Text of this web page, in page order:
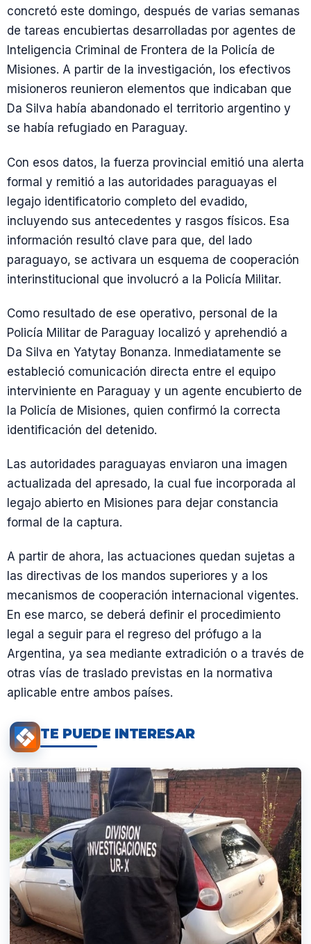
concretó este domingo, después de varias semanas
de tareas encubiertas desarrolladas por agentes de
Inteligencia Criminal de Frontera de la Policía de
Misiones. A partir de la investigación, los efectivos
misioneros reunieron elementos que indicaban que
Da Silva había abandonado el territorio argentino y
se había refugiado en Paraguay.
Con esos datos, la fuerza provincial emitió una alerta
formal y remitió a las autoridades paraguayas el
legajo identificatorio completo del evadido,
incluyendo sus antecedentes y rasgos físicos. Esa
información resultó clave para que, del lado
paraguayo, se activara un esquema de cooperación
interinstitucional que involucró a la Policía Militar.
Como resultado de ese operativo, personal de la
Policía Militar de Paraguay localizó y aprehendió a
Da Silva en Yatytay Bonanza. Inmediatamente se
estableció comunicación directa entre el equipo
interviniente en Paraguay y un agente encubierto de
la Policía de Misiones, quien confirmó la correcta
identificación del detenido.
Las autoridades paraguayas enviaron una imagen
actualizada del apresado, la cual fue incorporada al
legajo abierto en Misiones para dejar constancia
formal de la captura.
A partir de ahora, las actuaciones quedan sujetas a
las directivas de los mandos superiores y a los
mecanismos de cooperación internacional vigentes.
En ese marco, se deberá definir el procedimiento
legal a seguir para el regreso del prófugo a la
Argentina, ya sea mediante extradición o a través de
otras vías de traslado previstas en la normativa
aplicable entre ambos países.
TE PUEDE INTERESAR